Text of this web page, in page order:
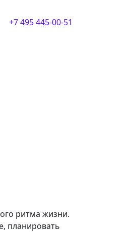
+7 495 445-00-51
ритма жизни.
планировать